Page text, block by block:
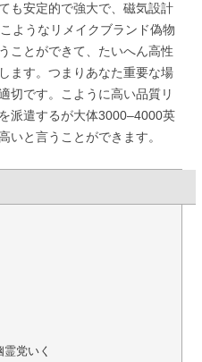
も安定的で強大で、磁気設計
ようなリメイクブランド偽物
ことができて、たいへん高性
ます。つまりあなた重要な場
切です。こように高い品質リ
派遣するが大体3000–4000英
いと言うことができます。
党いく